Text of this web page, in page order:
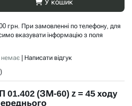
У кошик
грн. При замовленні по телефону, для
вказувати інформацію з поля
немає
Написати відгук
)
01.402 (ЗМ-60) z = 45 ходу